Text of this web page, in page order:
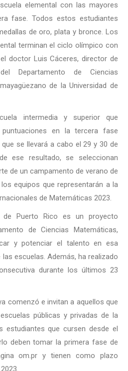
elemental con las mayores
fase. Todos estos estudiantes
de oro, plata y bronce. Los
terminan el ciclo olímpico con
doctor Luis Cáceres, director de
Departamento de Ciencias
de la Universidad de
intermedia y superior que
en la tercera fase
se llevará a cabo el 29 y 30 de
ese resultado, se seleccionan
de un campamento de verano de
equipos que representarán a la
de Matemáticas 2023.
de Puerto Rico es un proyecto
de Ciencias Matemáticas,
y potenciar el talento en esa
escuelas. Además, ha realizado
durante los últimos 23
comenzó e invitan a aquellos que
públicas y privadas de la
estudiantes que cursen desde el
deben tomar la primera fase de
om.pr y tienen como plazo